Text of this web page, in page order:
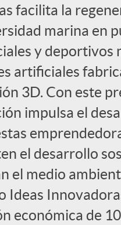
facilita la
marina en
y deportivos
artificiales
3D. Con este
impulsa el
el desarrollo
el medio
Ideas
económica de